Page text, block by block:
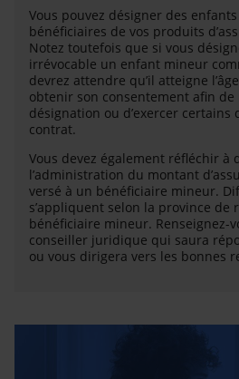
Vous pouvez désigner des
bénéficiaires de vos produits
Notez toutefois que si vous
irrévocable un enfant mineur
devrez attendre qu’il atteigne
obtenir son consentement afin
désignation ou d’exercer certains
contrat.
Vous devez également réfléchir à
l’administration du montant
versé à un bénéficiaire mineur.
s’appliquent selon la province de
bénéficiaire mineur. Renseignez-
conseiller juridique qui saura
ou vous dirigera vers les bonnes